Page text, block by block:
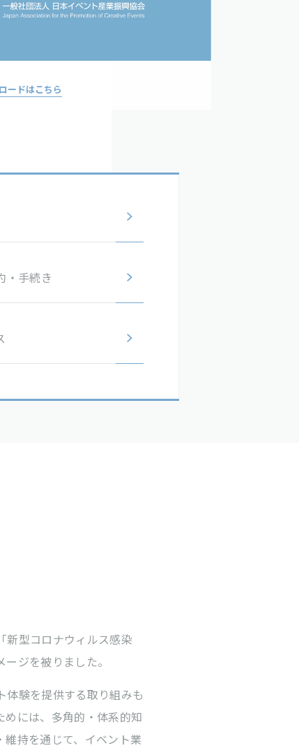
ードはこちら
・ 手続き
新型コロナウィルス感染
ジを被りました。
体験を提供する取り組みも
めには、多角的・体系的知
持を通じて、イベント業